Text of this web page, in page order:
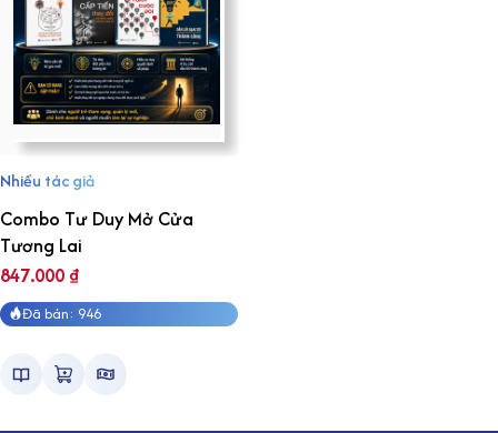
Nhiều tác giả
Combo Tư Duy Mở Cửa
Tương Lai
847.000₫
Đã bán: 946